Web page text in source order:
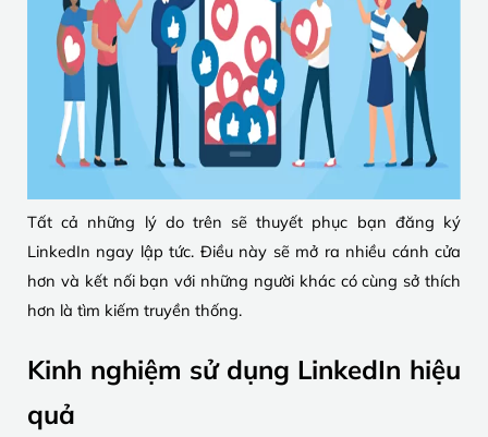
Tất cả những lý do trên sẽ thuyết phục bạn đăng ký
LinkedIn ngay lập tức. Điều này sẽ mở ra nhiều cánh cửa
hơn và kết nối bạn với những người khác có cùng sở thích
hơn là tìm kiếm truyền thống.
Kinh nghiệm sử dụng LinkedIn hiệu
quả